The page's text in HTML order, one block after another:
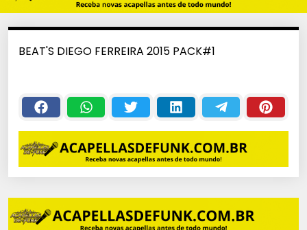
BEAT'S DIEGO FERREIRA 2015 PACK#1